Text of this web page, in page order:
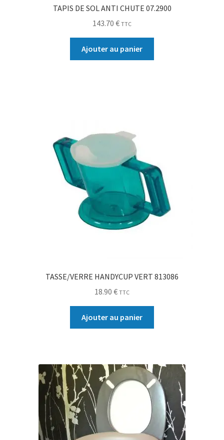
TAPIS DE SOL ANTI CHUTE 07.2900
143.70 € TTC
Ajouter au panier
TASSE/VERRE HANDYCUP VERT 813086
18.90 € TTC
Ajouter au panier